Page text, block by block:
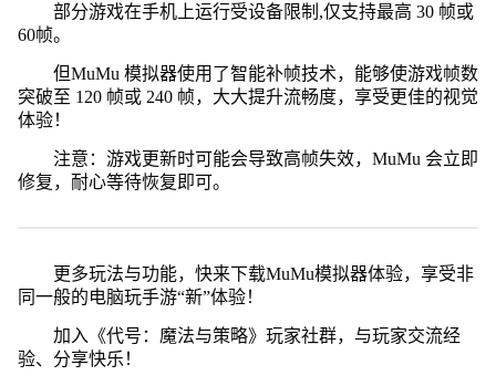
部分游戏在手机上运行受设备限制,仅支持最高 30 帧或
60帧。
但MuMu 模拟器使用了智能补帧技术，能够使游戏帧数
突破至 120 帧或 240 帧，大大提升流畅度，享受更佳的视觉
体验！
注意：游戏更新时可能会导致高帧失效，MuMu 会立即
修复，耐心等待恢复即可。
更多玩法与功能，快来下载MuMu模拟器体验，享受非
同一般的电脑玩手游“新”体验！
加入《代号：魔法与策略》玩家社群，与玩家交流经
验、分享快乐！